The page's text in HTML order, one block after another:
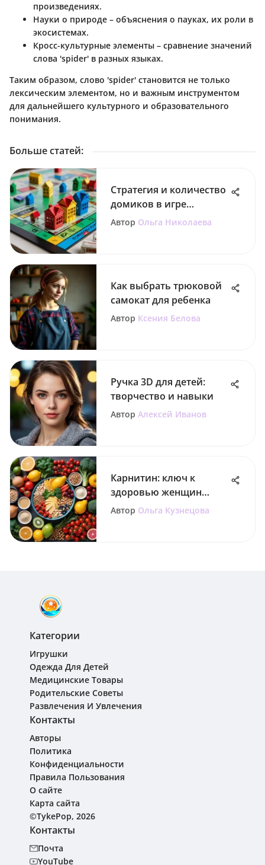
произведениях.
Науки о природе – объяснения о пауках, их роли в
экосистемах.
Кросс-культурные элементы – сравнение значений
слова 'spider' в разных языках.
Таким образом, слово 'spider' становится не только
лексическим элементом, но и важным инструментом
для дальнейшего культурного и образовательного
понимания.
Больше статей:
Стратегия и количество
домиков в игре
Монополия
Автор Ольга Николаева
Как выбрать трюковой
самокат для ребенка
Автор Ксения Белова
Ручка 3D для детей:
творчество и навыки
Автор Алексей Иванов
Карнитин: ключ к
здоровью женщин
после 50 лет
Автор Ольга Кузнецова
Категории
Игрушки
Одежда Для Детей
Медицинские Товары
Родительские Советы
Развлечения И Увлечения
Контакты
Авторы
Политика
Конфиденциальности
Правила Пользования
О сайте
Карта сайта
©TykePop, 2026
Контакты
Почта
YouTube